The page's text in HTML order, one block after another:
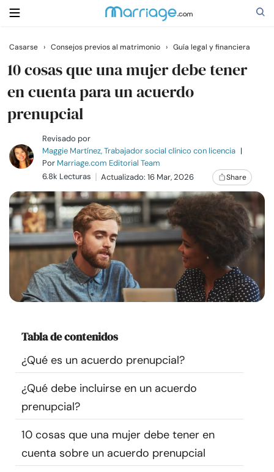
Buscar
Casarse
Relaciones
Familia
Ayuda
Cursos
Recursos
Encuentra un terapeuta
Idioma
Sobre nosotros Contáctanos Escríbenos
Publicidad con
nosotros
Casarse › Consejos previos al matrimonio › Guía legal y financiera
10 cosas que una mujer debe tener
en cuenta para un acuerdo
prenupcial
Revisado por
Maggie Martínez, Trabajador social clínico con licencia |
Por Marriage.com Editorial Team
6.8k Lecturas
Actualizado: 16 Mar, 2026 Share
Tabla de contenidos
¿Qué es un acuerdo prenupcial?
¿Qué debe incluirse en un acuerdo
prenupcial?
10 cosas que una mujer debe tener en
cuenta sobre un acuerdo prenupcial